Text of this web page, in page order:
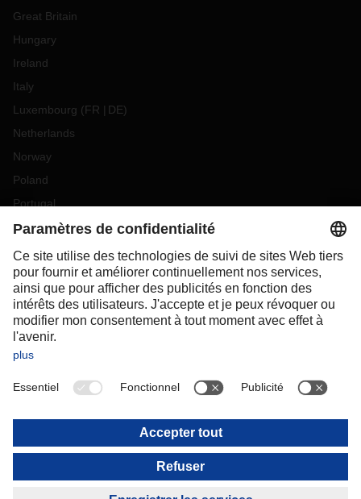
Great Britain
Hungary
Ireland
Italy
Luxembourg (FR DE)
Netherlands
Norway
Poland
Portugal
Romania
Slovakia
Spain
Sweden
Switzerland(DE FR)
Turkey
OCEANIA